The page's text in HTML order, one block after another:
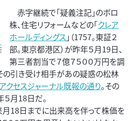
赤字継続で「疑義注記」のボロ
株、住宅リフォームなどの「クレア
ホールディングス」（1757。東証２
部。東京都港区）が昨年５月19日、
第三者割当で７億７５００万円を調
の引き受け相手があの疑惑の松林
クセスジャーナル既報の通り。その
月18日だ。
月18日までに出来高を伴って株価を